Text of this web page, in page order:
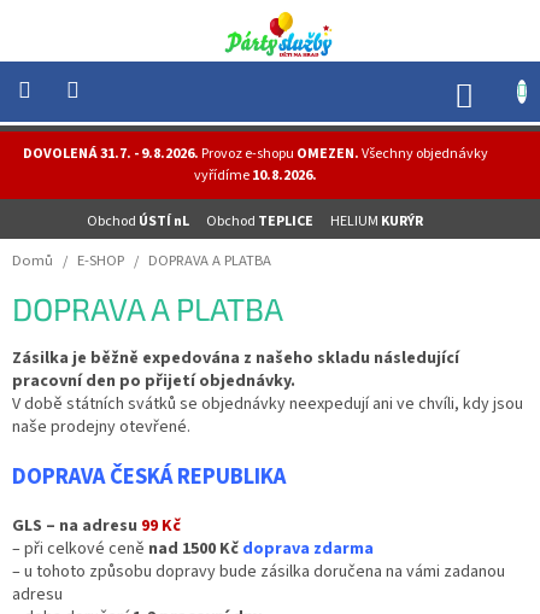
obsah
DOVOLENÁ 31.7. - 9.8.2026.Provoz e-shopu OMEZEN.Všechny objednávky
vyřídíme10.8.2026.
Obchod ÚSTÍ nL Obchod TEPLICE HELIUM KURÝR
NOVINKY
HELIUM
PÁRTY
OSLAVY
MASKY
-
KOSTÝMY
TEMATICKÉ
ROZLUČKA
-
SVATBA
Domů / E-SHOP / DOPRAVA A PLATBA
DOPRAVA A PLATBA
Zásilka je běžně expedována z našeho skladu následující
pracovní den po přijetí objednávky.
V době státních svátků se objednávky neexpedují ani ve chvíli, kdy jsou
naše prodejny otevřené.
DOPRAVA ČESKÁ REPUBLIKA
GLS – na adresu 99 Kč
– při celkové ceně nad 1500 Kč doprava zdarma
– u tohoto způsobu dopravy bude zásilka doručena na vámi zadanou
adresu